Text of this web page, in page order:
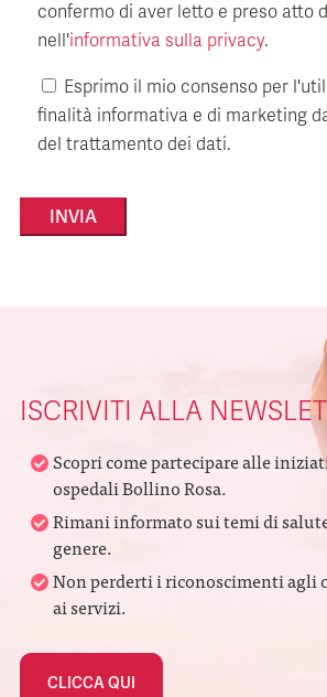
confermo di aver letto e preso atto
nell'informativa sulla privacy.
Esprimo il mio consenso per
finalità informativa e di marketing
del trattamento dei dati.
ISCRIVITI ALLA
Scopri come partecipare alle
ospedali Bollino Rosa.
Rimani informato sui temi di
genere.
Non perderti i riconoscimenti agli
ai servizi.
CLICCA QUI